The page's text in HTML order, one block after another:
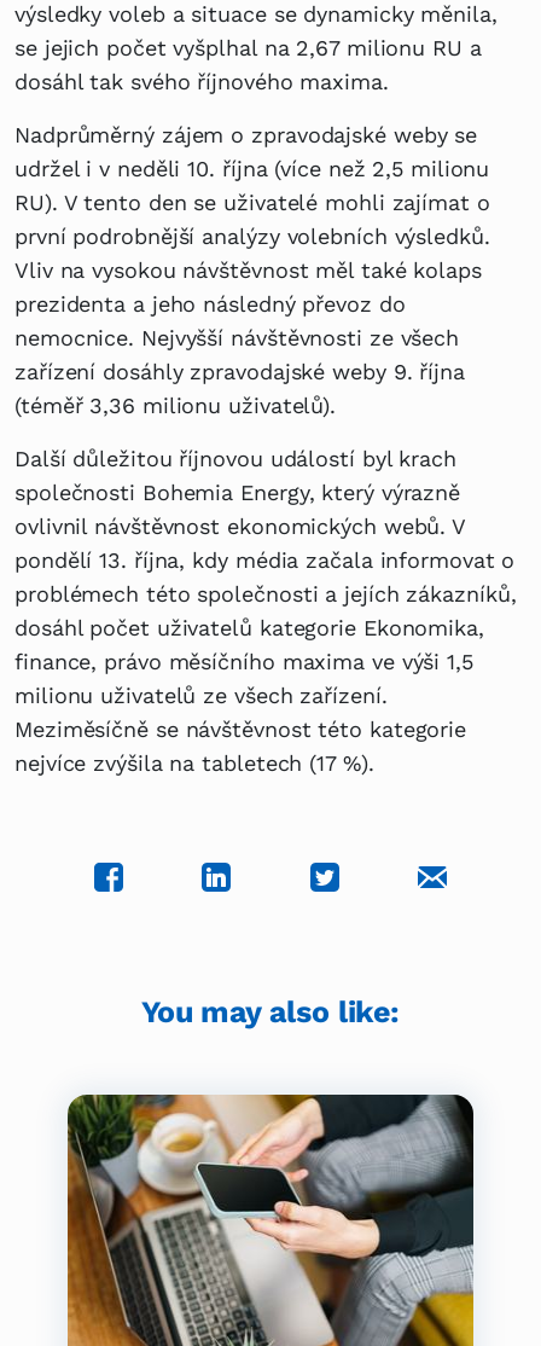
výsledky voleb a situace se dynamicky měnila,
se jejich počet vyšplhal na 2,67 milionu RU a
dosáhl tak svého říjnového maxima.
Nadprůměrný zájem o zpravodajské weby se
udržel i v neděli 10. října (více než 2,5 milionu
RU). V tento den se uživatelé mohli zajímat o
první podrobnější analýzy volebních výsledků.
Vliv na vysokou návštěvnost měl také kolaps
prezidenta a jeho následný převoz do
nemocnice. Nejvyšší návštěvnosti ze všech
zařízení dosáhly zpravodajské weby 9. října
(téměř 3,36 milionu uživatelů).
Další důležitou říjnovou událostí byl krach
společnosti Bohemia Energy, který výrazně
ovlivnil návštěvnost ekonomických webů. V
pondělí 13. října, kdy média začala informovat o
problémech této společnosti a jejích zákazníků,
dosáhl počet uživatelů kategorie Ekonomika,
finance, právo měsíčního maxima ve výši 1,5
milionu uživatelů ze všech zařízení.
Meziměsíčně se návštěvnost této kategorie
nejvíce zvýšila na tabletech (17 %).
You may also like: